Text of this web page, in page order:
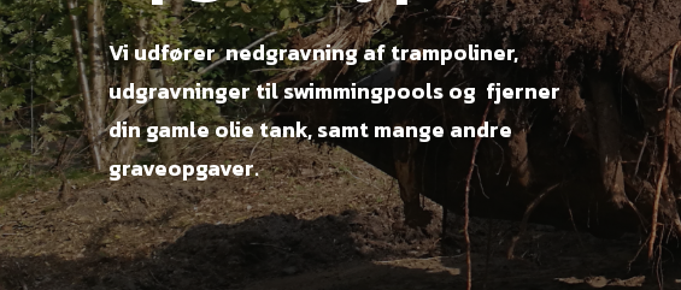
Vi udfører nedgravning af trampoliner,
udgravninger til swimmingpools og fjerner
din gamle olie tank, samt mange andre
graveopgaver.